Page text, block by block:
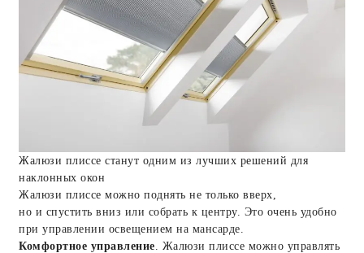
Жалюзи плиссе станут одним из лучших решений для
наклонных окон
Жалюзи плиссе можно поднять не только вверх,
но и спустить вниз или собрать к центру. Это очень удобно
при управлении освещением на мансарде.
Комфортное управление . Жалюзи плиссе можно управлять